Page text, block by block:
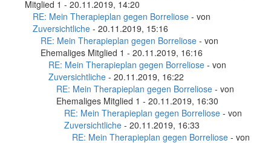
Mitglied 1 - 20.11.2019, 14:20
RE: Mein Therapieplan gegen Borreliose - von
Zuversichtliche - 20.11.2019, 15:16
RE: Mein Therapieplan gegen Borreliose - von
Ehemaliges Mitglied 1 - 20.11.2019, 16:16
RE: Mein Therapieplan gegen Borreliose - von
Zuversichtliche - 20.11.2019, 16:22
RE: Mein Therapieplan gegen Borreliose - von
Ehemaliges Mitglied 1 - 20.11.2019, 16:30
RE: Mein Therapieplan gegen Borreliose - von
Zuversichtliche - 20.11.2019, 16:33
RE: Mein Therapieplan gegen Borreliose - von